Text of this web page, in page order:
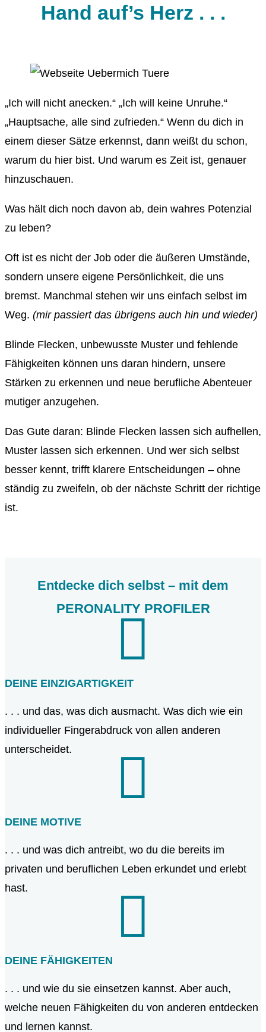
Hand auf’s Herz . . .
„Ich will nicht anecken.“ „Ich will keine Unruhe.“
„Hauptsache, alle sind zufrieden.“ Wenn du dich in
einem dieser Sätze erkennst, dann weißt du schon,
warum du hier bist. Und warum es Zeit ist, genauer
hinzuschauen.
Was hält dich noch davon ab, dein wahres Potenzial
zu leben?
Oft ist es nicht der Job oder die äußeren Umstände,
sondern unsere eigene Persönlichkeit, die uns
bremst. Manchmal stehen wir uns einfach selbst im
Weg. (mir passiert das übrigens auch hin und wieder)
Blinde Flecken, unbewusste Muster und fehlende
Fähigkeiten können uns daran hindern, unsere
Stärken zu erkennen und neue berufliche Abenteuer
mutiger anzugehen.
Das Gute daran: Blinde Flecken lassen sich aufhellen,
Muster lassen sich erkennen. Und wer sich selbst
besser kennt, trifft klarere Entscheidungen – ohne
ständig zu zweifeln, ob der nächste Schritt der richtige
ist.
Entdecke dich selbst – mit dem
PERONALITY PROFILER

DEINE EINZIGARTIGKEIT
. . . und das, was dich ausmacht. Was dich wie ein
individueller Fingerabdruck von allen anderen
unterscheidet.

DEINE MOTIVE
. . . und was dich antreibt, wo du die bereits im
privaten und beruflichen Leben erkundet und erlebt
hast.

DEINE FÄHIGKEITEN
. . . und wie du sie einsetzen kannst. Aber auch,
welche neuen Fähigkeiten du von anderen entdecken
und lernen kannst.